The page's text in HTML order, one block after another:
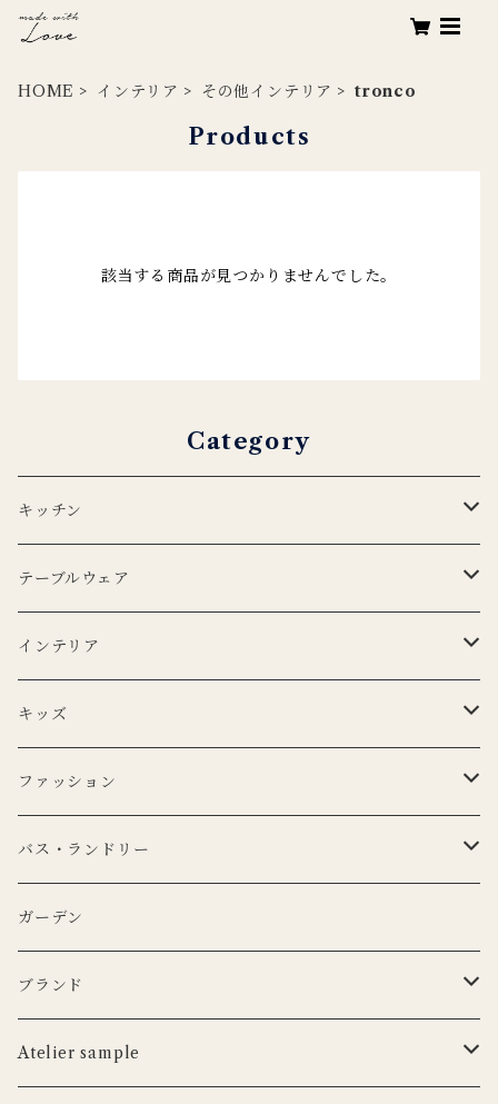
HOME インテリア その他インテリア tronco
Products
該当する商品が見つかりませんでした。
Category
キッチン
エプロン
Lino e Lina
BERTOZZI
キッチンクロス
Lino e Lina
BERTOZZI
テーブルウェア
プレート
CARRON
3RD CERAMICS
ボウル
CARRON
KANEKO KOHYO POTTERY
マグカップ
CARRON
3RD CERAMICS
グラス
KIMOTO GLASS TOKYO
LSA
カトラリー
Cutipol
ナプキンリング
WILDLIFE GARDEN
ウッドボード
インテリア
ポータブルランプ
マイクロシリーズ
クラシックシリーズ
LEDキャンドル
LEDキャンドル
Uyuni Lithing
キャンドルホルダー
LSA
DEKO candle
アニマルフック
オブジェ
フラワーベース
キッズ
ぬいぐるみ
ピロー
ファッション
トートバッグ
CARRON
サスペンダー
BERTELLES
ポーチ
tronco
バス・ランドリー
タオル
ガーデン
ブランド
Blabla Kids
Atelier sample